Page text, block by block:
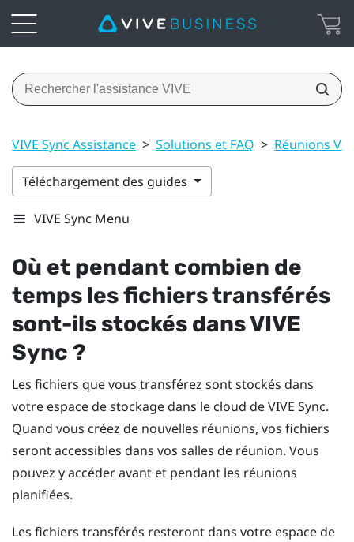
VIVE Sync Assistance > Solutions et FAQ > Réunions
Téléchargement des guides
VIVE Sync Menu
Où et pendant combien de
temps les fichiers transférés
sont-ils stockés dansVIVE
Sync ?
Les fichiers que vous transférez sont stockés dans
votre espace de stockage dans le cloud deVIVE Sync.
Quand vous créez de nouvelles réunions, vos fichiers
seront accessibles dans vos salles de réunion. Vous
pouvez y accéder avant et pendant les réunions
planifiées.
Les fichiers transférés resteront dans votre espace de